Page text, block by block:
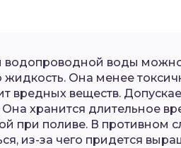
водопроводной воды
Она менее
вредных веществ.
Она хранится длительное
при поливе. В противном
из-за чего придется